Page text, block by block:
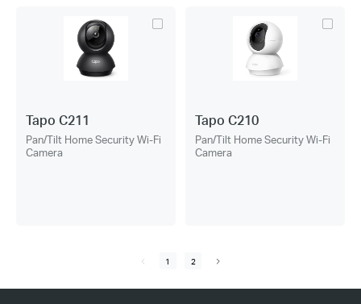
Tapo C211
Pan/Tilt Home Security Wi-Fi
Camera
Tapo C210
Pan/Tilt Home Security Wi-Fi
Camera
1 2